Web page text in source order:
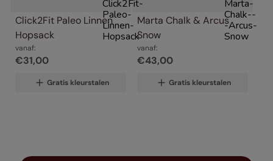
Click2Fit Paleo Linnen
Hopsack
vanaf:
€31,00
Gratis kleurstalen
Marta Chalk & Arcus
Snow
vanaf:
€43,00
Gratis kleurstalen